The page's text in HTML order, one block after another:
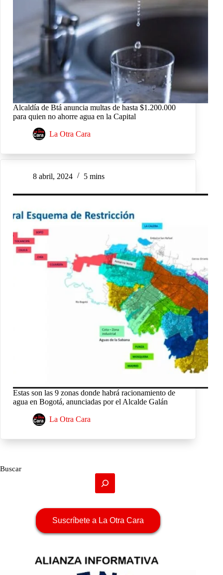
Alcaldía de Btá anuncia multas de hasta $1.200.000
para quien no ahorre agua en la Capital
La Otra Cara
8 abril, 2024 5 mins
Estas son las 9 zonas donde habrá racionamiento de
agua en Bogotá, anunciadas por el Alcalde Galán
La Otra Cara
Buscar
Suscríbete a La Otra Cara